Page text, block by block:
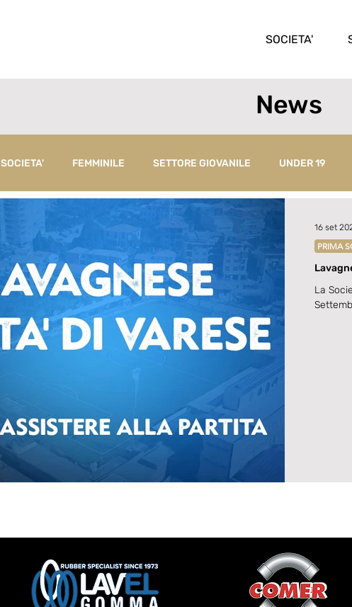
SOCIETA'
News
SOCIETA' FEMMINILE SETTORE GIOVANILE UNDER 19
La
PRIMA
16 set